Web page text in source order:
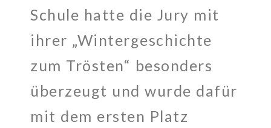
Schule hatte die Jury mit
ihrer „Wintergeschichte
zum Trösten“ besonders
überzeugt und wurde dafür
mit dem ersten Platz